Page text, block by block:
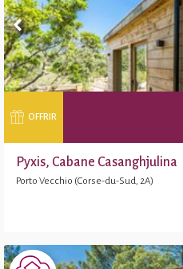
OFFRIR
Pyxis, Cabane Casanghjulina
Porto Vecchio (Corse-du-Sud, 2A)